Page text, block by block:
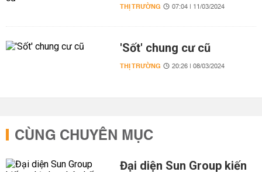
THỊ TRƯỜNG 07:04 | 11/03/2024
'Sốt' chung cư cũ
THỊ TRƯỜNG 20:26 | 08/03/2024
CÙNG CHUYÊN MỤC
Đại diện Sun Group kiến